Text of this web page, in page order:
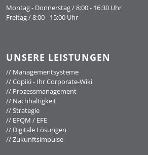
Montag - Donnerstag / 8:00 - 16:30 Uhr
Freitag / 8:00 - 15:00 Uhr
UNSERE LEISTUNGEN
// Managementsysteme
//Copiki - Ihr Corporate-Wiki
// Prozessmanagement
// Nachhaltigkeit
//Strategie
// EFQM / EFE
// Digitale Lösungen
//Zukunftsimpulse